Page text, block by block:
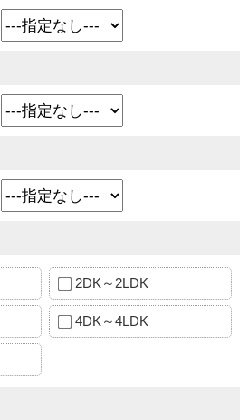
2DK～2LDK
4DK～4LDK